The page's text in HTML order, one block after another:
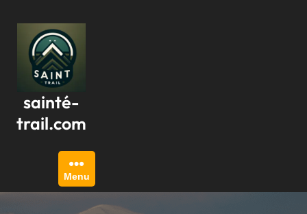
contenu
sainté-
trail.com
Menu